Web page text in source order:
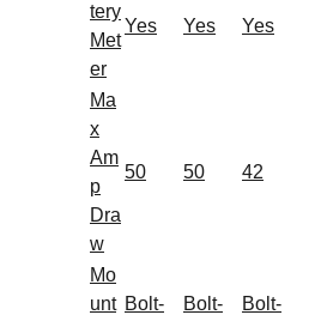
tery
Met
er
Yes Yes Yes
Ma
x
Am
p
Dra
w
50 50 42
Mo
unt Bolt-
Bolt-
Bolt-